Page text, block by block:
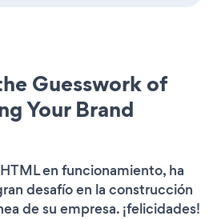
Guesswork of
Your Brand
en funcionamiento, ha
desafío en la construcción
de su empresa. ¡felicidades!